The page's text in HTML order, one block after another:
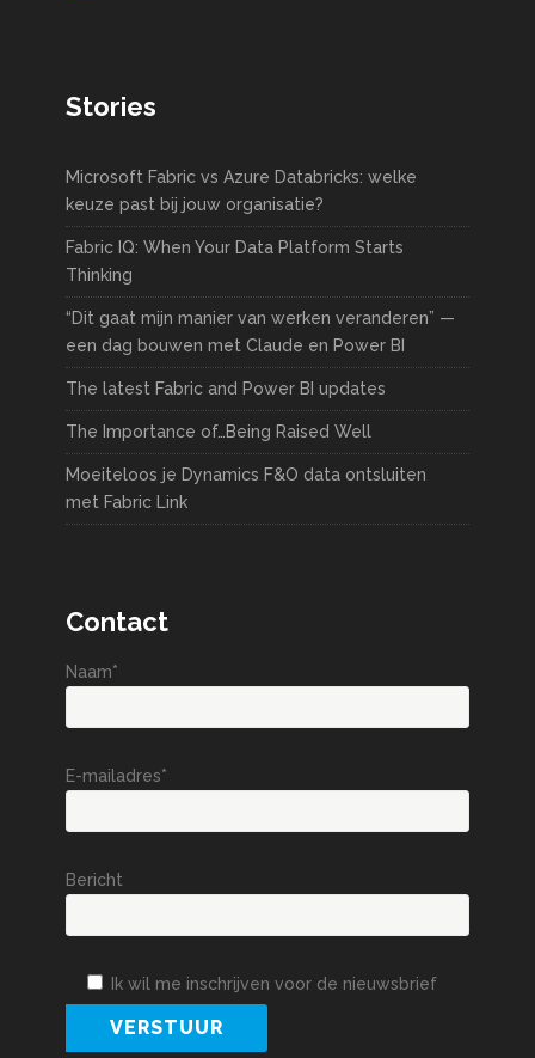
Stories
Microsoft Fabric vs Azure Databricks: welke
keuze past bij jouw organisatie?
Fabric IQ: When Your Data Platform Starts
Thinking
“Dit gaat mijn manier van werken veranderen” —
een dag bouwen met Claude en Power BI
The latest Fabric and Power BI updates
The Importance of…Being Raised Well
Moeiteloos je Dynamics F&O data ontsluiten
met Fabric Link
Contact
Naam*
E-mailadres*
Bericht
Ik wil me inschrijven voor de nieuwsbrief